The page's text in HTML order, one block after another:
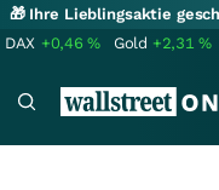
🎁 Ihre Lieblingsaktie
DAX +0,46% Gold +2,31%